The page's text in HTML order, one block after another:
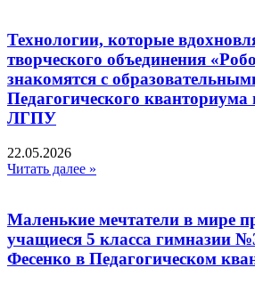
Технологии, которые
творческого объединения
знакомятся с
Педагогического
ЛГПУ
22.05.2026
Читать далее »
Маленькие мечтатели в мире
учащиеся 5 класса гимназии
Фесенко в Педагогическом